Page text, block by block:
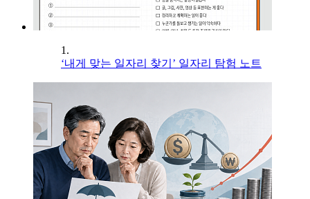
1.
‘내게 맞는 일자리 찾기’ 일자리 탐험 노트